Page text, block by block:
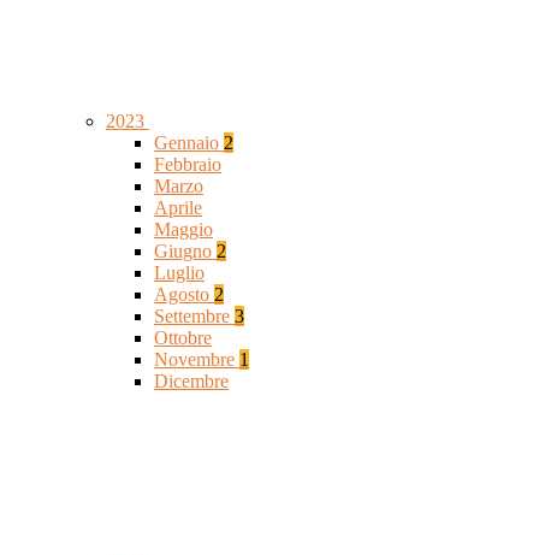
2023
Gennaio 2
Febbraio
Marzo
Aprile
Maggio
Giugno 2
Luglio
Agosto 2
Settembre 3
Ottobre
Novembre 1
Dicembre